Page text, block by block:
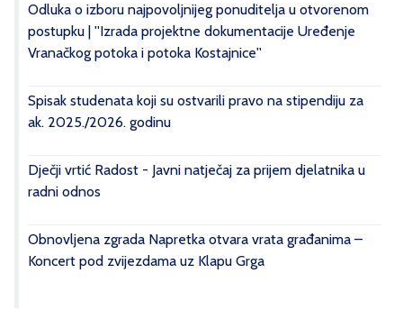
Odluka o izboru najpovoljnijeg ponuditelja u otvorenom
postupku | ''Izrada projektne dokumentacije Uređenje
Vranačkog potoka i potoka Kostajnice''
Spisak studenata koji su ostvarili pravo na stipendiju za
ak. 2025./2026. godinu
Dječji vrtić Radost - Javni natječaj za prijem djelatnika u
radni odnos
Obnovljena zgrada Napretka otvara vrata građanima –
Koncert pod zvijezdama uz Klapu Grga